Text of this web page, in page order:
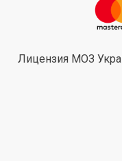
Лицензия МОЗ